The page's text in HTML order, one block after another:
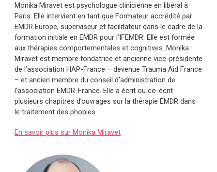
Monika Miravet est psychologue clinicienne en libéral à
Paris. Elle intervient en tant que Formateur accrédité par
EMDR Europe, superviseur et facilitateur dans le cadre de la
formation initiale en EMDR pour l’IFEMDR. Elle est formée
aux thérapies comportementales et cognitives. Monika
Miravet est membre fondatrice et ancienne vice-présidente
de l’association HAP-France – devenue Trauma Aid France
– et ancien membre du conseil d’administration de
l’association EMDR-France. Elle a écrit ou co-écrit
plusieurs chapitres d’ouvrages sur la thérapie EMDR dans
le traitement des phobies.
En savoir plus sur Monika Miravet